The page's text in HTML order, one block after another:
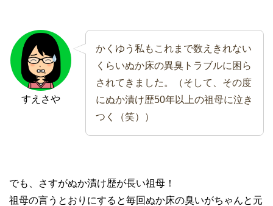
すえさや
かくゆう私もこれまで数えきれない
くらいぬか床の異臭トラブルに困ら
されてきました。（そして、その度
にぬか漬け歴50年以上の祖母に泣き
つく（笑））
でも、さすがぬか漬け歴が長い祖母！
祖母の言うとおりにすると毎回ぬか床の臭いがちゃんと元